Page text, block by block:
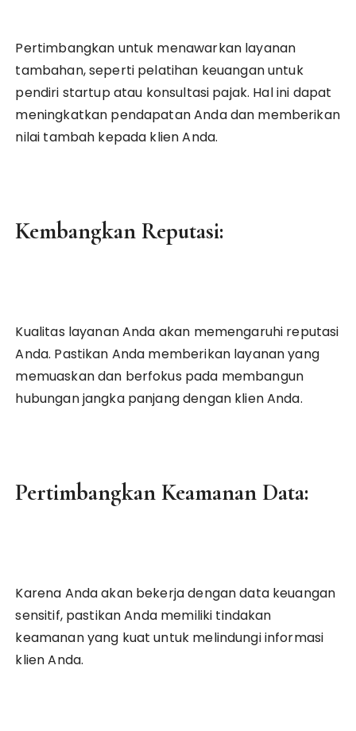
Pertimbangkan untuk menawarkan layanan
tambahan, seperti pelatihan keuangan untuk
pendiri startup atau konsultasi pajak. Hal ini dapat
meningkatkan pendapatan Anda dan memberikan
nilai tambah kepada klien Anda.
Kembangkan Reputasi:
Kualitas layanan Anda akan memengaruhi reputasi
Anda. Pastikan Anda memberikan layanan yang
memuaskan dan berfokus pada membangun
hubungan jangka panjang dengan klien Anda.
Pertimbangkan Keamanan Data:
Karena Anda akan bekerja dengan data keuangan
sensitif, pastikan Anda memiliki tindakan
keamanan yang kuat untuk melindungi informasi
klien Anda.